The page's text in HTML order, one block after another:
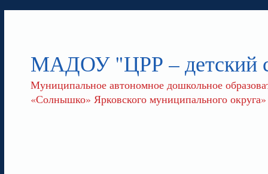
МАДОУ "ЦРР –
Муниципальное автономное дошкольное
«Солнышко» Ярковского муниципального округа»